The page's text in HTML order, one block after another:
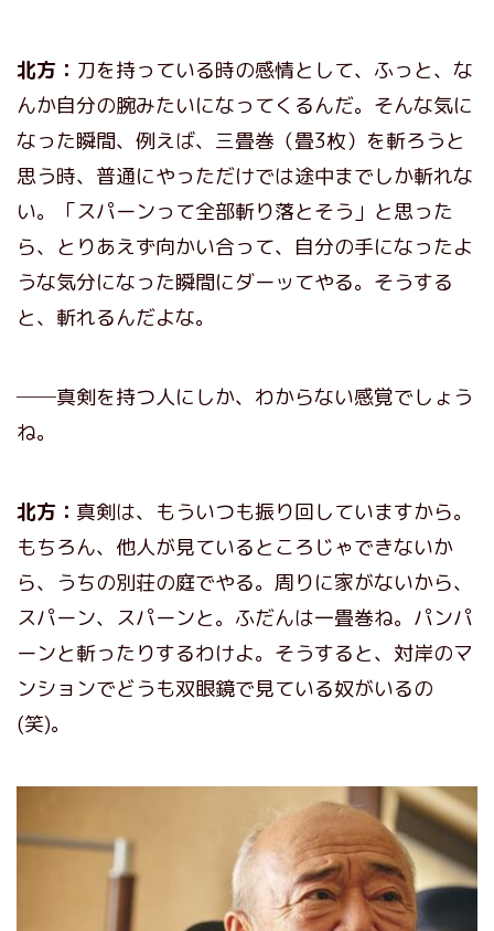
北方： 刀を持っている時の感情として、ふっと、な
んか自分の腕みたいになってくるんだ。そんな気に
なった瞬間、例えば、三畳巻（畳3枚）を斬ろうと
思う時、普通にやっただけでは途中までしか斬れな
い。「スパーンって全部斬り落とそう」と思った
ら、とりあえず向かい合って、自分の手になったよ
うな気分になった瞬間にダーッてやる。そうする
と、斬れるんだよな。
──真剣を持つ人にしか、わからない感覚でしょう
ね。
北方： 真剣は、もういつも振り回していますから。
もちろん、他人が見ているところじゃできないか
ら、うちの別荘の庭でやる。周りに家がないから、
スパーン、スパーンと。ふだんは一畳巻ね。パンパ
ーンと斬ったりするわけよ。そうすると、対岸のマ
ンションでどうも双眼鏡で見ている奴がいるの
(笑)。